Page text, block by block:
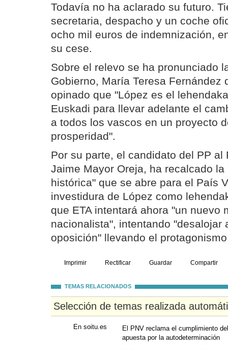
Todavía no ha aclarado su futuro.
secretaria, despacho y un coche
ocho mil euros de indemnización,
su cese.
Sobre el relevo se ha pronunciado
Gobierno, María Teresa Fernández
opinado que "López es el
Euskadi para llevar adelante el
a todos los vascos en un proyecto
prosperidad".
Por su parte, el candidato del PP al
Jaime Mayor Oreja, ha recalcado la
histórica" que se abre para el País
investidura de López como
que ETA intentará ahora "un nuevo
nacionalista", intentando "desalojar
oposición" llevando el
Imprimir Rectificar Guardar Compartir
TEMAS RELACIONADOS
Selección de temas realizada
En soitu.es
El PNV reclama el cumplimiento
apuesta por la autodeterminación